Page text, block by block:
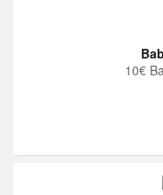
10€